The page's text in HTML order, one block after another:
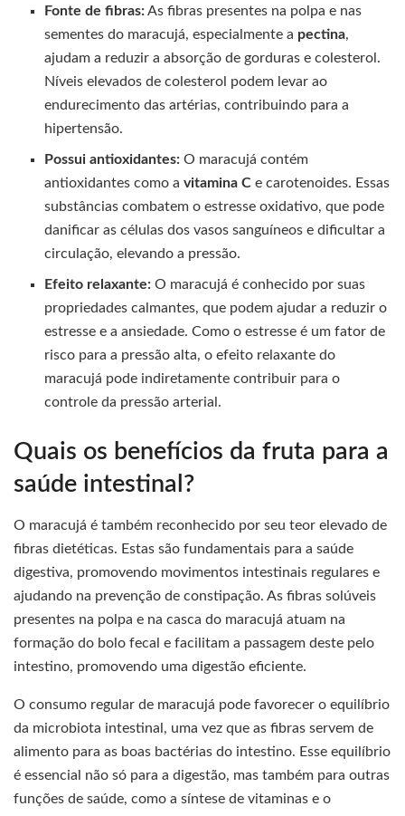
Fonte de fibras:As fibras presentes na polpa e nas
sementes do maracujá, especialmente a pectina,
ajudam a reduzir a absorção de gorduras e colesterol.
Níveis elevados de colesterol podem levar ao
endurecimento das artérias, contribuindo para a
hipertensão.
Possui antioxidantes: O maracujá contém
antioxidantes como avitamina C e carotenoides. Essas
substâncias combatem o estresse oxidativo, que pode
danificar as células dos vasos sanguíneos e dificultar a
circulação, elevando a pressão.
Efeito relaxante: O maracujá é conhecido por suas
propriedades calmantes, que podem ajudar a reduzir o
estresse e a ansiedade. Como o estresse é um fator de
risco para a pressão alta, o efeito relaxante do
maracujá pode indiretamente contribuir para o
controle da pressão arterial.
Quais os benefícios da fruta para a
saúde intestinal?
O maracujá é também reconhecido por seu teor elevado de
fibras dietéticas. Estas são fundamentais para a saúde
digestiva, promovendo movimentos intestinais regulares e
ajudando na prevenção de constipação. As fibras solúveis
presentes na polpa e na casca do maracujá atuam na
formação do bolo fecal e facilitam a passagem deste pelo
intestino, promovendo uma digestão eficiente.
O consumo regular de maracujá pode favorecer o equilíbrio
da microbiota intestinal, uma vez que as fibras servem de
alimento para as boas bactérias do intestino. Esse equilíbrio
é essencial não só para a digestão, mas também para outras
funções de saúde, como a síntese de vitaminas e o